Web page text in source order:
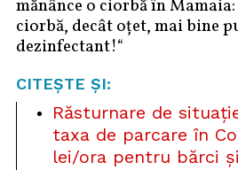
mănânce o ciorbă în
ciorbă, decât oțet, mai bine
dezinfectant!“
CITEȘTE ȘI:
Răsturnare de
taxa de parcare în
lei/ora pentru bărci